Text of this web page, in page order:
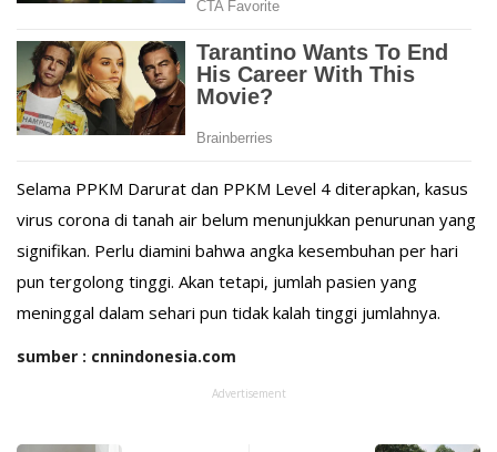
Selama PPKM Darurat dan PPKM Level 4 diterapkan, kasus
virus corona di tanah air belum menunjukkan penurunan yang
signifikan. Perlu diamini bahwa angka kesembuhan per hari
pun tergolong tinggi. Akan tetapi, jumlah pasien yang
meninggal dalam sehari pun tidak kalah tinggi jumlahnya.
sumber : cnnindonesia.com
Advertisement